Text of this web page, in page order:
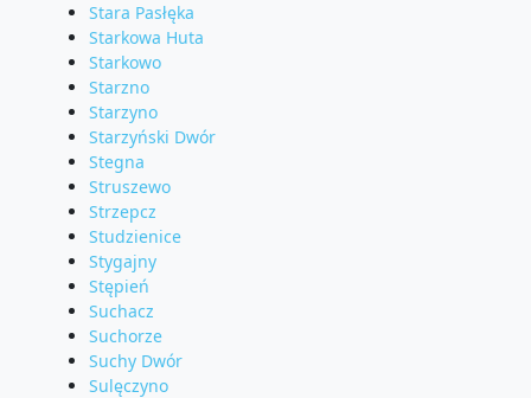
Stara Pasłęka
Starkowa Huta
Starkowo
Starzno
Starzyno
Starzyński Dwór
Stegna
Struszewo
Strzepcz
Studzienice
Stygajny
Stępień
Suchacz
Suchorze
Suchy Dwór
Sulęczyno